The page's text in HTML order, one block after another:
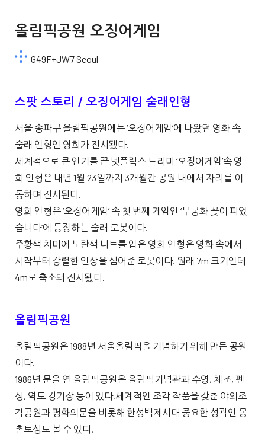
올림픽공원 오징어게임
G49F+JW7 Seoul
스팟 스토리 / 오징어게임 술래인형
서울 송파구 올림픽공원에는 ‘오징어게임’에 나왔던 영화 속
술래 인형인 영희가 전시됐다.
세계적으로 큰 인기를 끝 넷플릭스 드라마 ‘오징어게임’속 영
희 인형은 내년 1월 23일까지 3개월간 공원 내에서 자리를 이
동하며 전시된다.
영희 인형은 ‘오징어게임’ 속 첫 번째 게임인 ‘무궁화 꽃이 피었
습니다’에 등장하는 술래 로봇이다.
주황색 치마에 노란색 니트를 입은 영희 인형은 영화 속에서
시작부터 강렬한 인상을 심어준 로봇이다. 원래 7m 크기인데
4m로 축소돼 전시됐다.
올림픽공원
올림픽공원은 1988년 서울올림픽을 기념하기 위해 만든 공원
이다.
1986년 문을 연 올림픽공원은 올림픽기념관과 수영, 체조, 펜
싱, 역도 경기장 등이 있다.세계적인 조각 작품을 갖춘 야외조
각공원과 평화의문을 비롯해 한성백제시대 중요한 성곽인 몽
촌토성도 볼 수 있다.